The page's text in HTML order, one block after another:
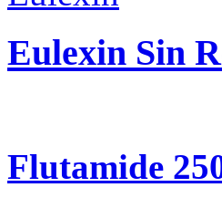
Eulexin Sin
Flutamide